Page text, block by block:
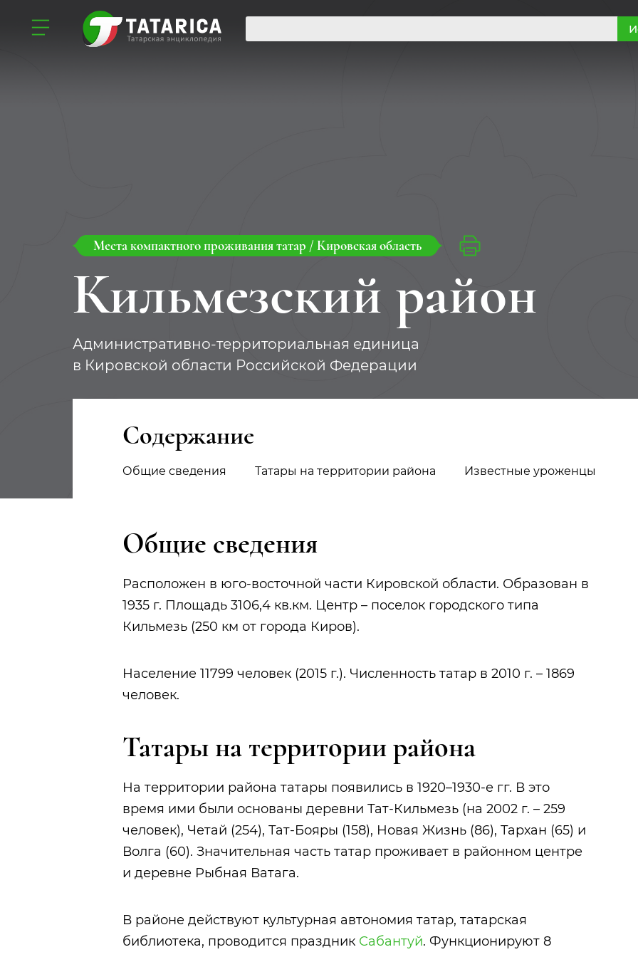
Места компактного проживания татар / Кировская область
Кильмезский район
Административно-территориальная единица
в Кировской области Российской Федерации
Содержание
Общие сведения Татары на территории района Известные уроженцы
Общие сведения
Расположен в юго-восточной части Кировской области. Образован в
1935 г. Площадь 3106,4 кв.км. Центр – поселок городского типа
Кильмезь (250 км от города Киров).
Население 11799 человек (2015 г.). Численность татар в 2010 г. – 1869
человек.
Татары на территории района
На территории района татары появились в 1920–1930-е гг. В это
время ими были основаны деревни Тат-Кильмезь (на 2002 г. – 259
человек), Четай (254), Тат-Бояры (158), Новая Жизнь (86), Тархан (65) и
Волга (60). Значительная часть татар проживает в районном центре
и деревне Рыбная Ватага.
В районе действуют культурная автономия татар, татарская
библиотека, проводится праздник Сабантуй. Функционируют 8
Мусин Харис
Гайнутдинович
Урманче Баки